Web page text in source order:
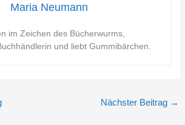
Maria Neumann
im Zeichen des Bücherwurms,
und liebt Gummibärchen.
Nächster Beitrag →